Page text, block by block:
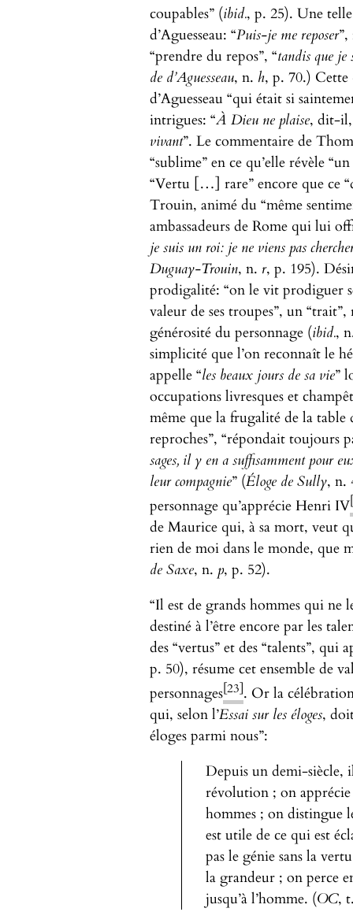
coupables” (ibid., p. 25). Une
d’Aguesseau: “Puis-je me reposer
“prendre du repos”, “tandis que je
de d’Aguesseau, n. h, p. 70.) Cette
d’Aguesseau “qui était si
intrigues: “À Dieu ne plaise, dit-
vivant”. Le commentaire de
“sublime” en ce qu’elle révèle
“Vertu […] rare” encore que ce
Trouin, animé du “même
ambassadeurs de Rome qui lui
je suis un roi: je ne viens pas
Duguay-Trouin, n. r, p. 195).
prodigalité: “on le vit prodiguer
valeur de ses troupes”, un
générosité du personnage (ibid.,
simplicité que l’on reconnaît le
appelle “les beaux jours de sa vie”
occupations livresques et
même que la frugalité de la table
reproches”, “répondait toujours
sages, il y en a suffisamment pour
leur compagnie” (Éloge de Sully, n.
personnage qu’apprécie Henri IV
de Maurice qui, à sa mort, veut
rien de moi dans le monde, que
de Saxe, n. p, p. 52).
“Il est de grands hommes qui ne
destiné à l’être encore par les
des “vertus” et des “talents”, qui
p. 50), résume cet ensemble de
personnages[23]. Or la
qui, selon l’Essai sur les éloges,
éloges parmi nous”:
Depuis un demi-siècle,
révolution ; on
hommes ; on distingue
est utile de ce qui est
pas le génie sans la
la grandeur ; on perce
jusqu’à l’homme. (OC,